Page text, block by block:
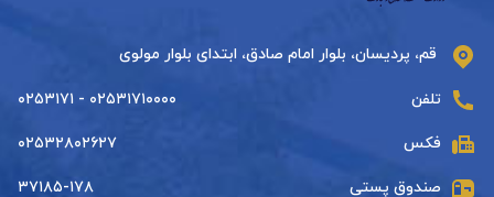
قم، پردیسان، بلوار امام صادق، ابتدای بلوار مولوی
تلفن ۰۲۵۳۱۷۱۰۰۰۰ - ۰۲۵۳۱۷۱
فکس ۰۲۵۳۲۸۰۲۶۲۷
صندوق پستی ۳۷۱۸۵-۱۷۸